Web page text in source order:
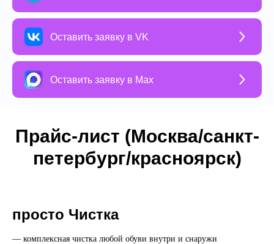
Оставить заявку в VK
Оставить заявку в Max
Прайс-лист (Москва/санкт-
петербург/красноярск)
просто Чистка
— комплексная чистка любой обуви внутри и снаружи